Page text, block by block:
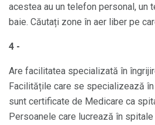
acestea au un telefon personal, un
baie. Căutați zone în aer liber pe
4 -
Are facilitatea specializată în
Facilitățile care se specializează
sunt certificate de Medicare ca
Persoanele care lucrează în